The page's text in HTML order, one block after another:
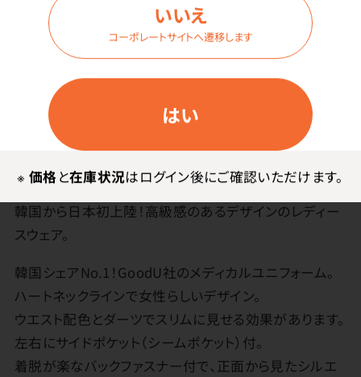
はい
いいえ
コーポレートサイトへ遷移します
※ 価格と在庫状況はログイン後にご確認いただけます。
商品詳細
韓国から日本初上陸！高級感のあるデザインのレディー
スウェア。
韓国シェアNo.1！GoodU社のメディカルユニフォーム。
ハートネックラインで女性らしいデザイン。
ウエスト配色とダーツでスリムに見せる効果があります。
左右にサイドポケット（シームポケット）付。
着脱が楽なバックファスナー付で、正面から見たシルエ